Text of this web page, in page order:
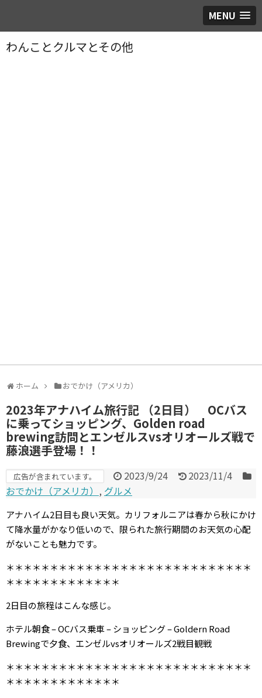
MENU
わんことクルマとその他
ホーム おでかけ（アメリカ）
2023年アナハイム旅行記 （2日目） OCバス
に乗ってショッピング、Golden road
brewing訪問とエンゼルスvsオリオールズ戦で
藤浪選手登場！！
広告が含まれています。 2023/9/24
2023/11/4
おでかけ（アメリカ） , グルメ
アナハイム2日目も良い天気。カリフォルニアは春から秋にかけ
て降水量がかなり低いので、限られた旅行期間のお天気の心配
がないことも魅力です。
＊＊＊＊＊＊＊＊＊＊＊＊＊＊＊＊＊＊＊＊＊＊＊＊＊＊＊＊
＊＊＊＊＊＊＊＊＊＊＊＊＊
2日目の旅程はこんな感じ。
ホテル朝食 – OCバス乗車 – ショッピング – Goldern Road
Brewingで夕食、エンゼルvsオリオールズ2戦目観戦
＊＊＊＊＊＊＊＊＊＊＊＊＊＊＊＊＊＊＊＊＊＊＊＊＊＊＊＊
＊＊＊＊＊＊＊＊＊＊＊＊＊